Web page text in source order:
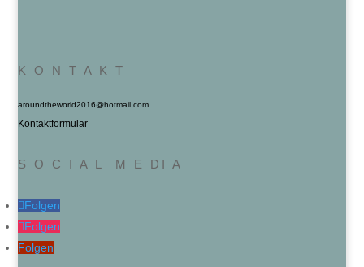
K O N T A K T
aroundtheworld2016@hotmail.com
Kontaktformular
S O C I A L M E DI A
Folgen
Folgen
Folgen